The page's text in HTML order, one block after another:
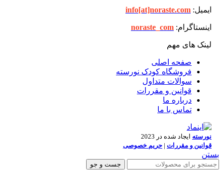
ایمیل: info[at]noraste.com
اینستاگرام: noraste_com
لینک های مهم
صفحه اصلی
فروشگاه کودک نورسته
سوالات متداول
قوانین و مقررات
درباره ما
تماس با ما
نورسته ایجاد شده در 2023
قوانین و مقررات | حریم خصوصی
بستن
جست و جو